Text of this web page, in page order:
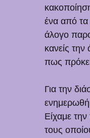
ένα από τα
άλογο
κανείς
πως
Για την
Είχαμε
τους